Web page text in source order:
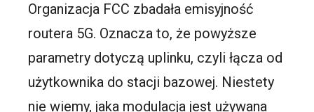
Organizacja FCC zbadała emisyjność
routera 5G. Oznacza to, że powyższe
parametry dotyczą uplinku, czyli łącza od
użytkownika do stacji bazowej. Niestety
nie wiemy, jaka modulacja jest używana